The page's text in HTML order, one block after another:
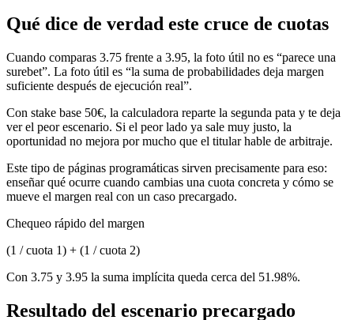
Qué dice de verdad este cruce de cuotas
Cuando comparas 3.75 frente a 3.95, la foto útil no es “parece una
surebet”. La foto útil es “la suma de probabilidades deja margen
suficiente después de ejecución real”.
Con stake base 50€, la calculadora reparte la segunda pata y te deja
ver el peor escenario. Si el peor lado ya sale muy justo, la
oportunidad no mejora por mucho que el titular hable de arbitraje.
Este tipo de páginas programáticas sirven precisamente para eso:
enseñar qué ocurre cuando cambias una cuota concreta y cómo se
mueve el margen real con un caso precargado.
Chequeo rápido del margen
(1 / cuota 1) + (1 / cuota 2)
Con 3.75 y 3.95 la suma implícita queda cerca del 51.98%.
Resultado del escenario precargado